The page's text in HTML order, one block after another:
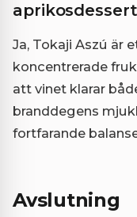
Ja, Tokaji Aszú är
koncentrerade
att vinet klarar
branddegens
fortfarande
Avslutning